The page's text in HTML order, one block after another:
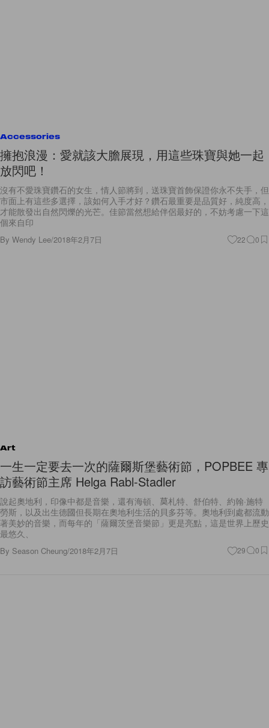
Accessories
擁抱浪漫：愛就該大膽展現，用這些珠寶與她一起
放閃吧！
沒有不愛珠寶鑽石的女生，情人節將到，送珠寶首飾保證你永不失手，但
市面上有這些多選擇，該如何入手才好？鑽石最重要是品質好，純度高，
才能散發出自然閃爍的光芒。佳節當然想給伴侶最好的，不妨考慮一下這
個來自印
By Wendy Lee/2018年2月7日 22 0
Art
一生一定要去一次的薩爾斯堡藝術節，POPBEE 專
訪藝術節主席 Helga Rabl-Stadler
說起奧地利，印像中都是音樂，還有海頓、莫札特、舒伯特、約翰·施特
勞斯，以及出生德國但長期在奧地利生活的貝多芬等。奧地利到處都流動
著美妙的音樂，而每年的「薩爾茨堡音樂節」更是亮點，這是世界上歷史
最悠久、
By Season Cheung/2018年2月7日 29 0